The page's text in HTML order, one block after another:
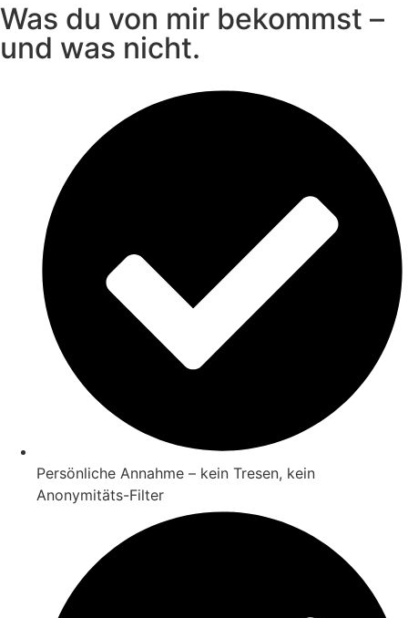
Was du von mir bekommst –
und was nicht.
Persönliche Annahme – kein Tresen, kein
Anonymitäts-Filter